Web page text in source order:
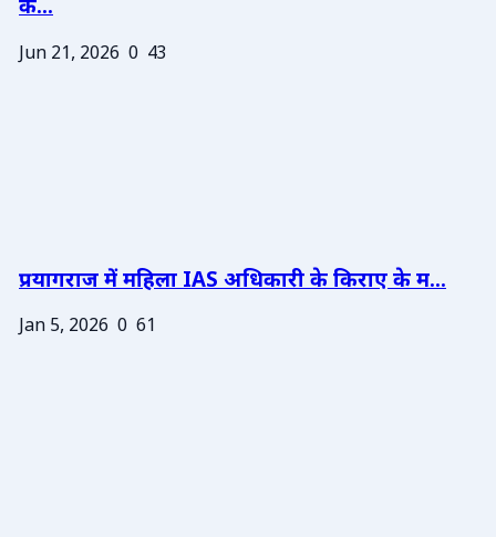
के...
Jun 21, 2026 0 43
प्रयागराज में महिला IAS अधिकारी के किराए के म...
Jan 5, 2026 0 61